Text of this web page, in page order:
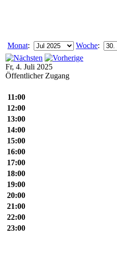
Monat: Woche:
Fr, 4. Juli 2025
Öffentlicher Zugang
11:00
12:00
13:00
14:00
15:00
16:00
17:00
18:00
19:00
20:00
21:00
22:00
23:00